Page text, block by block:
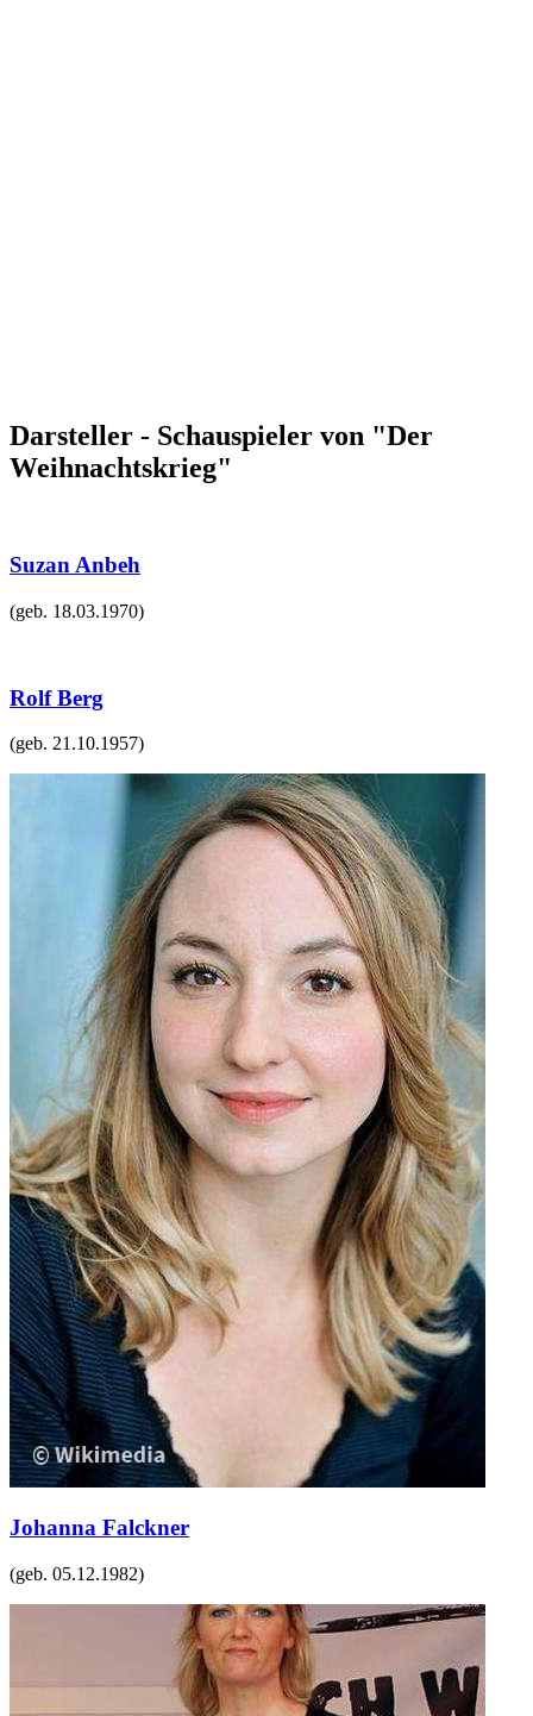
Darsteller - Schauspieler von "Der
Weihnachtskrieg"
Suzan Anbeh
(geb. 18.03.1970)
Rolf Berg
(geb. 21.10.1957)
Johanna Falckner
(geb. 05.12.1982)